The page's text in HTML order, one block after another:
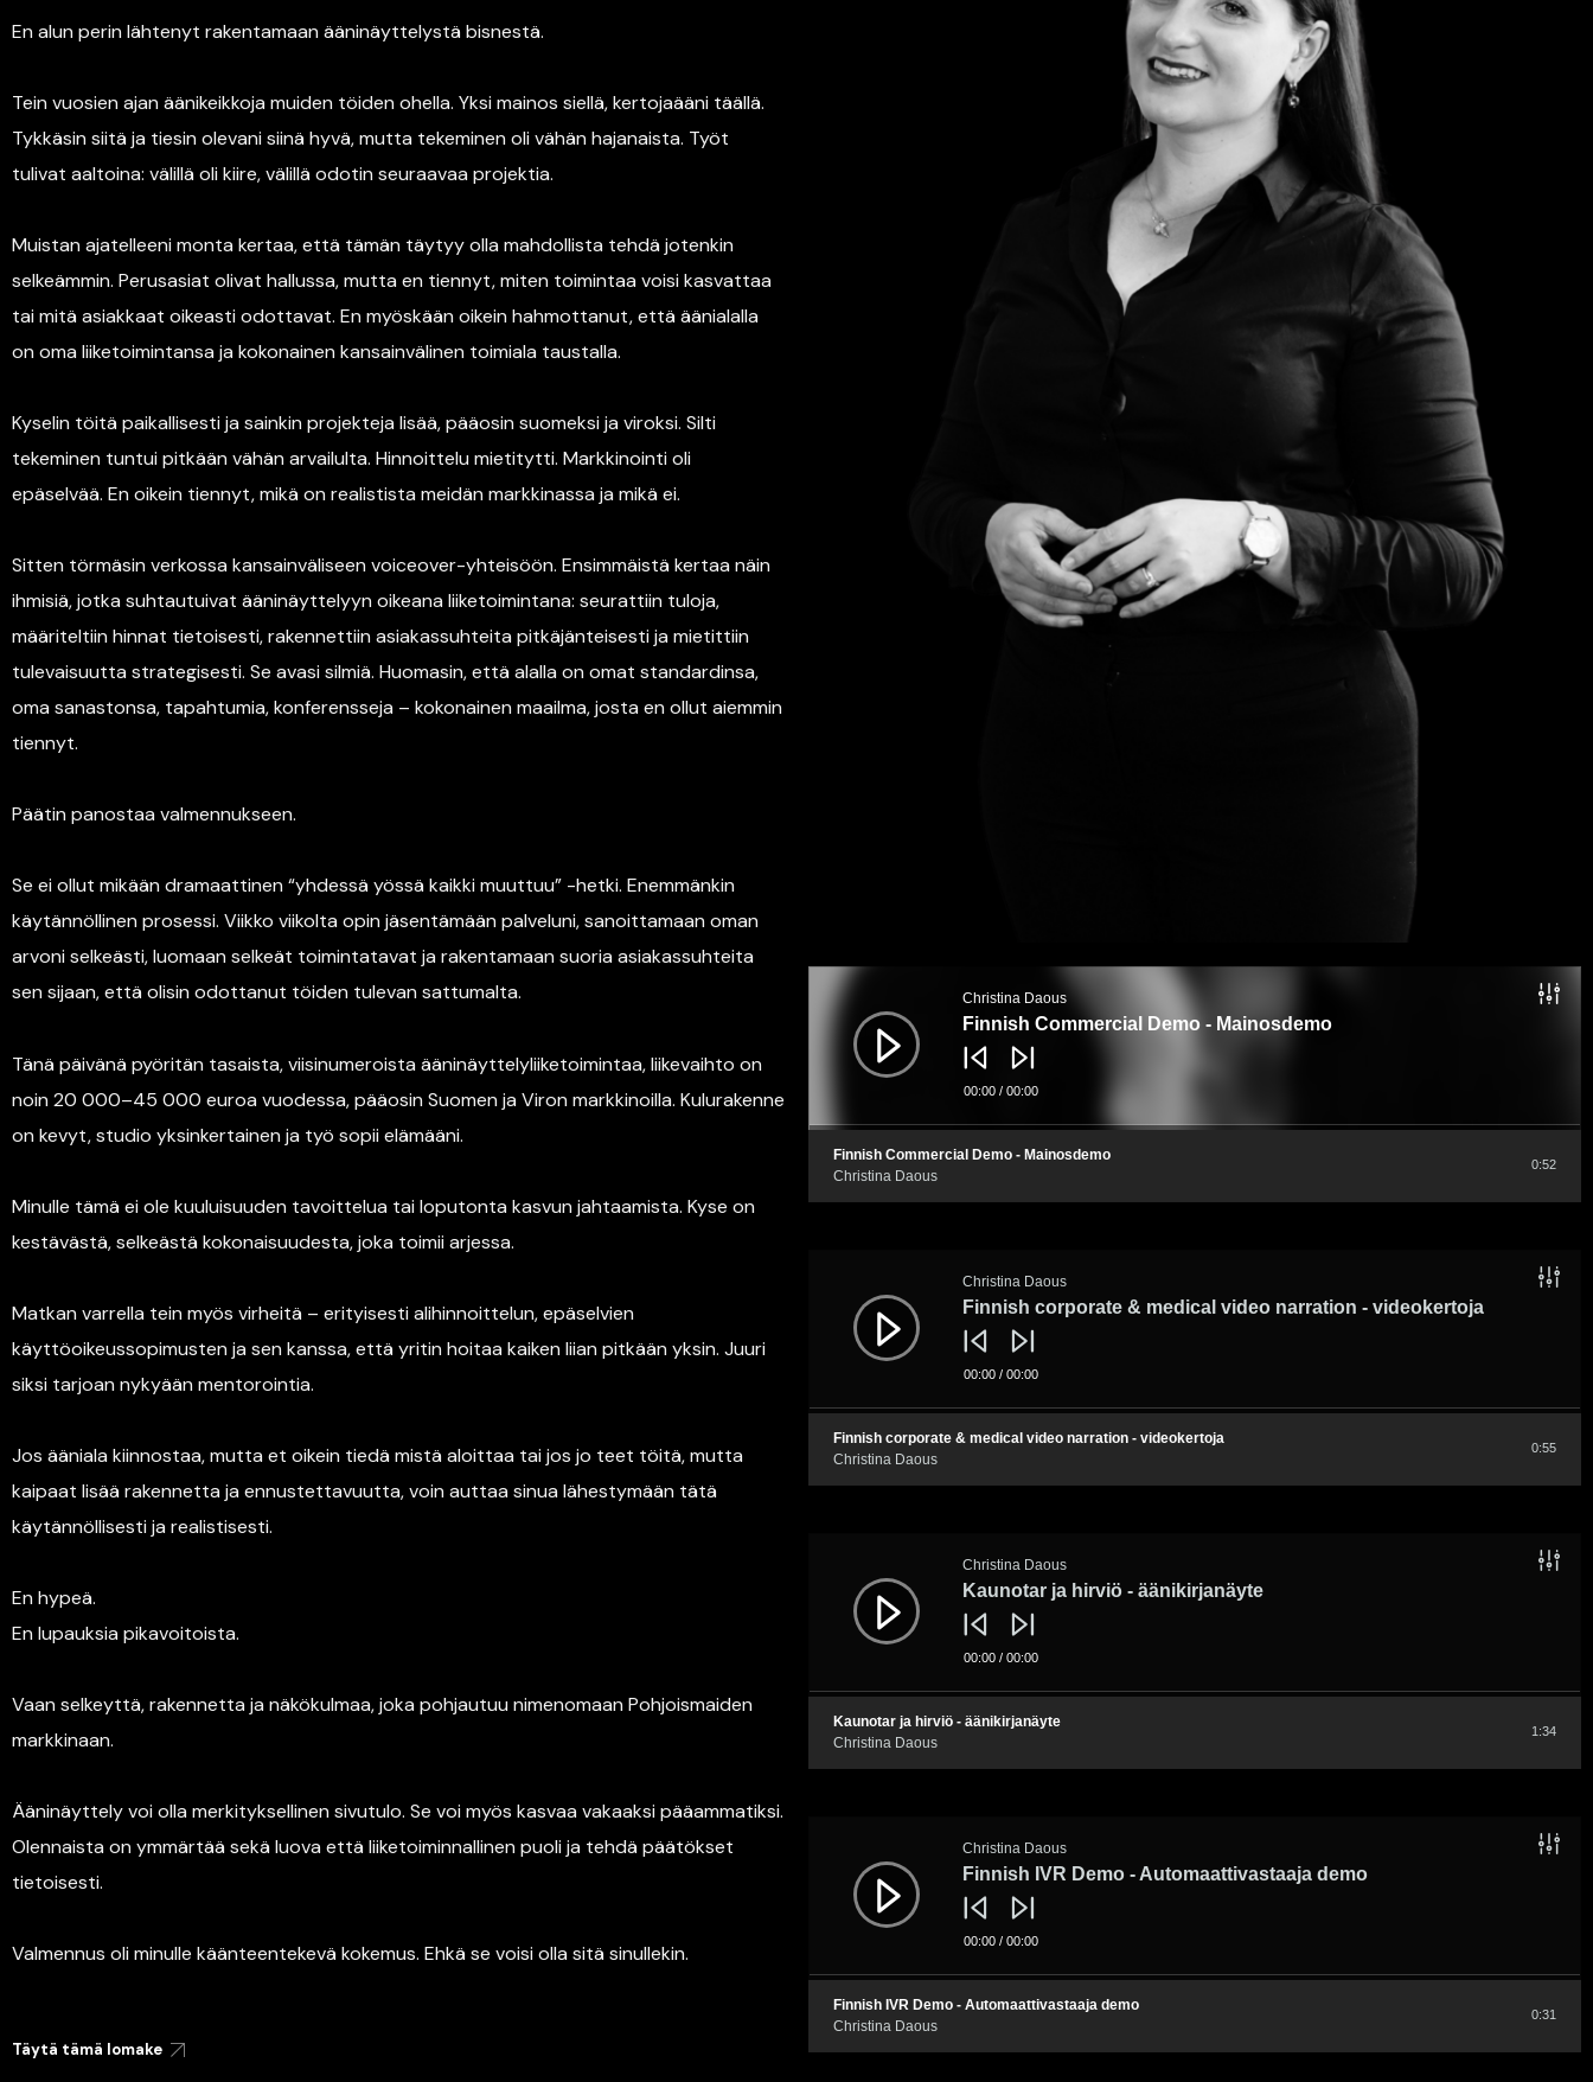
En alun perin lähtenyt rakentamaan ääninäyttelystä bisnestä.
Tein vuosien ajan äänikeikkoja muiden töiden ohella. Yksi mainos siellä, kertojaääni täällä.
Tykkäsin siitä ja tiesin olevani siinä hyvä, mutta tekeminen oli vähän hajanaista. Työt
tulivat aaltoina: välillä oli kiire, välillä odotin seuraavaa projektia.
Muistan ajatelleeni monta kertaa, että tämän täytyy olla mahdollista tehdä jotenkin
selkeämmin. Perusasiat olivat hallussa, mutta en tiennyt, miten toimintaa voisi kasvattaa
tai mitä asiakkaat oikeasti odottavat. En myöskään oikein hahmottanut, että äänialalla
on oma liiketoimintansa ja kokonainen kansainvälinen toimiala taustalla.
Kyselin töitä paikallisesti ja sainkin projekteja lisää, pääosin suomeksi ja viroksi. Silti
tekeminen tuntui pitkään vähän arvailulta. Hinnoittelu mietitytti. Markkinointi oli
epäselvää. En oikein tiennyt, mikä on realistista meidän markkinassa ja mikä ei.
Sitten törmäsin verkossa kansainväliseen voiceover-yhteisöön. Ensimmäistä kertaa näin
ihmisiä, jotka suhtautuivat ääninäyttelyyn oikeana liiketoimintana: seurattiin tuloja,
määriteltiin hinnat tietoisesti, rakennettiin asiakassuhteita pitkäjänteisesti ja mietittiin
tulevaisuutta strategisesti. Se avasi silmiä. Huomasin, että alalla on omat standardinsa,
oma sanastonsa, tapahtumia, konferensseja – kokonainen maailma, josta en ollut aiemmin
tiennyt.
Päätin panostaa valmennukseen.
Se ei ollut mikään dramaattinen “yhdessä yössä kaikki muuttuu” -hetki. Enemmänkin
käytännöllinen prosessi. Viikko viikolta opin jäsentämään palveluni, sanoittamaan oman
arvoni selkeästi, luomaan selkeät toimintatavat ja rakentamaan suoria asiakassuhteita
sen sijaan, että olisin odottanut töiden tulevan sattumalta.
Tänä päivänä pyöritän tasaista, viisinumeroista ääninäyttelyliiketoimintaa, liikevaihto on
noin 20 000–45 000 euroa vuodessa, pääosin Suomen ja Viron markkinoilla. Kulurakenne
on kevyt, studio yksinkertainen ja työ sopii elämääni.
Minulle tämä ei ole kuuluisuuden tavoittelua tai loputonta kasvun jahtaamista. Kyse on
kestävästä, selkeästä kokonaisuudesta, joka toimii arjessa.
Matkan varrella tein myös virheitä – erityisesti alihinnoittelun, epäselvien
käyttöoikeussopimusten ja sen kanssa, että yritin hoitaa kaiken liian pitkään yksin. Juuri
siksi tarjoan nykyään mentorointia.
Jos ääniala kiinnostaa, mutta et oikein tiedä mistä aloittaa tai jos jo teet töitä, mutta
kaipaat lisää rakennetta ja ennustettavuutta, voin auttaa sinua lähestymään tätä
käytännöllisesti ja realistisesti.
En hypeä.
En lupauksia pikavoitoista.
Vaan selkeyttä, rakennetta ja näkökulmaa, joka pohjautuu nimenomaan Pohjoismaiden
markkinaan.
Ääninäyttely voi olla merkityksellinen sivutulo. Se voi myös kasvaa vakaaksi pääammatiksi.
Olennaista on ymmärtää sekä luova että liiketoiminnallinen puoli ja tehdä päätökset
tietoisesti.
Valmennus oli minulle käänteentekevä kokemus. Ehkä se voisi olla sitä sinullekin.
Täytä tämä lomake
Äänitoistin
Christina Daous
Finnish Commercial Demo - Mainosdemo
00:00 / 00:00
Finnish Commercial Demo - Mainosdemo
Christina Daous
0:52
Christina Daous
Finnish corporate & medical video narration - videokertoja
00:00 / 00:00
Finnish corporate & medical video narration - videokertoja
Christina Daous
0:55
Christina Daous
Kaunotar ja hirviö - äänikirjanäyte
00:00 / 00:00
Kaunotar ja hirviö - äänikirjanäyte
Christina Daous
1:34
Christina Daous
Finnish IVR Demo - Automaattivastaaja demo
00:00 / 00:00
Finnish IVR Demo - Automaattivastaaja demo
Christina Daous
0:31